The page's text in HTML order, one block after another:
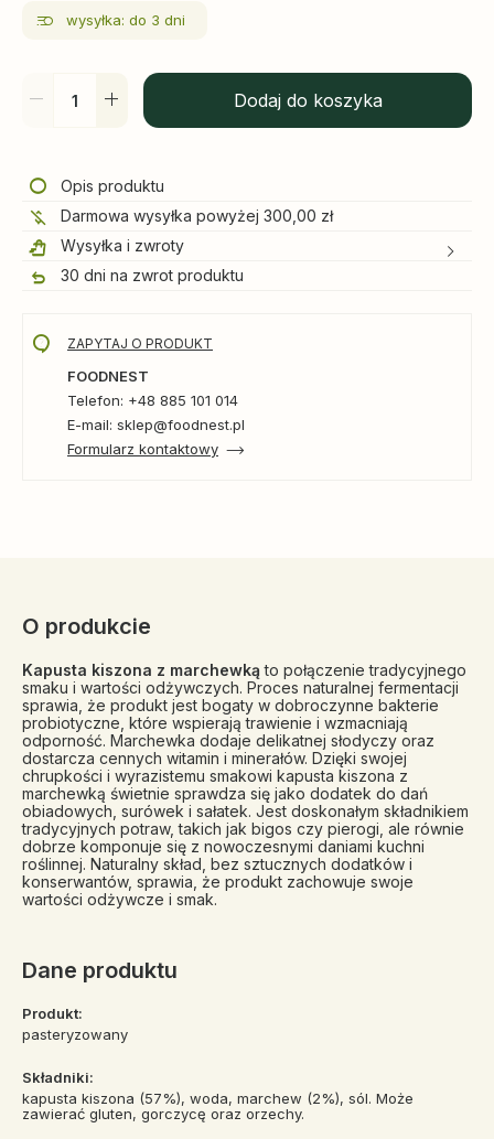
wysyłka: do 3 dni
Dodaj do koszyka
Opis produktu
Darmowa wysyłka powyżej 300,00 zł
Wysyłka i zwroty
30 dni na zwrot produktu
ZAPYTAJ O PRODUKT
FOODNEST
Telefon: +48 885 101 014
E-mail: sklep@foodnest.pl
Formularz kontaktowy
O produkcie
Kapusta kiszona z marchewką to połączenie tradycyjnego
smaku i wartości odżywczych. Proces naturalnej fermentacji
sprawia, że produkt jest bogaty w dobroczynne bakterie
probiotyczne, które wspierają trawienie i wzmacniają
odporność. Marchewka dodaje delikatnej słodyczy oraz
dostarcza cennych witamin i minerałów. Dzięki swojej
chrupkości i wyrazistemu smakowi kapusta kiszona z
marchewką świetnie sprawdza się jako dodatek do dań
obiadowych, surówek i sałatek. Jest doskonałym składnikiem
tradycyjnych potraw, takich jak bigos czy pierogi, ale równie
dobrze komponuje się z nowoczesnymi daniami kuchni
roślinnej. Naturalny skład, bez sztucznych dodatków i
konserwantów, sprawia, że produkt zachowuje swoje
wartości odżywcze i smak.
Dane produktu
Produkt:
pasteryzowany
Składniki:
kapusta kiszona (57%), woda, marchew (2%), sól. Może
zawierać gluten, gorczycę oraz orzechy.